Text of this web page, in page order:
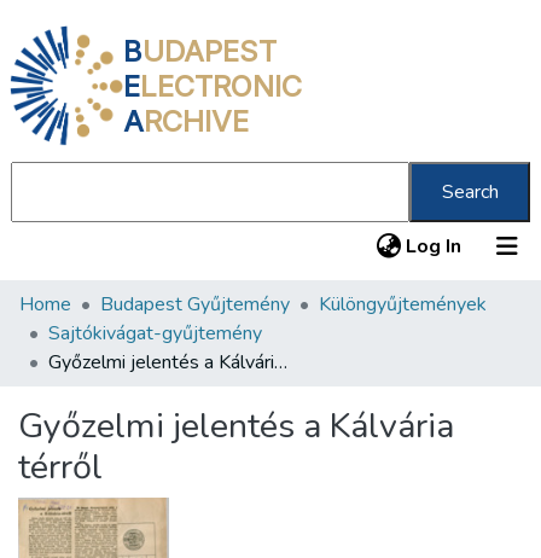
BUDAPEST
ELECTRONIC
ARCHIVE
Search
Log In (current)
Communities & Collections
All of DSpace
About us
Home Budapest Gyűjtemény
Különgyűjtemények
Sajtókivágat-gyűjtemény
Győzelmi jelentés a Kálvária térről
Győzelmi jelentés a Kálvária
térről